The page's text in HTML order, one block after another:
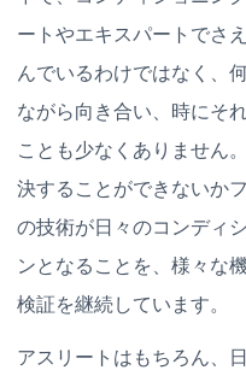
ートやエキスパートでさ
んでいるわけではなく、
ながら向き合い、時にそ
ことも少なくありません
決することができないか
の技術が日々のコンディ
ンとなることを、様々な
検証を継続しています。
アスリートはもちろん、